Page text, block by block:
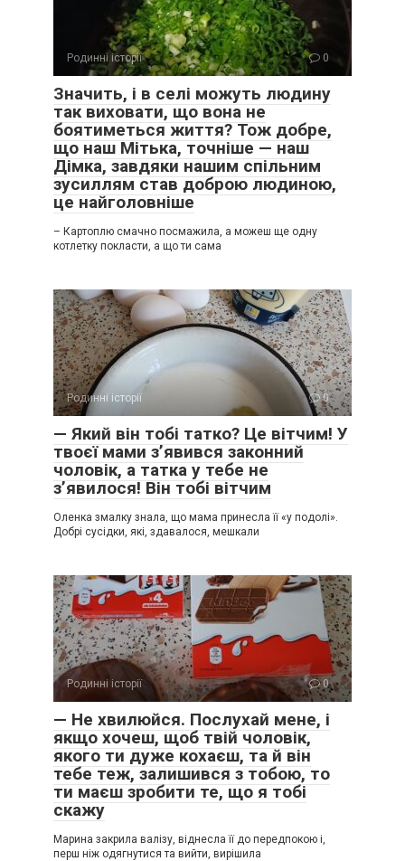
Родинні історії 0
Значить, і в селі можуть людину
так виховати, що вона не
боятиметься життя? Тож добре,
що наш Мітька, точніше — наш
Дімка, завдяки нашим спільним
зусиллям став доброю людиною,
це найголовніше
– Картоплю смачно посмажила, а можеш ще одну
котлетку покласти, а що ти сама
Родинні історії 0
— Який він тобі татко? Це вітчим! У
твоєї мами з’явився законний
чоловік, а татка у тебе не
з’явилося! Він тобі вітчим
Оленка змалку знала, що мама принесла її «у подолі».
Добрі сусідки, які, здавалося, мешкали
Родинні історії 0
— Не хвилюйся. Послухай мене, і
якщо хочеш, щоб твій чоловік,
якого ти дуже кохаєш, та й він
тебе теж, залишився з тобою, то
ти маєш зробити те, що я тобі
скажу
Марина закрила валізу, віднесла її до передпокою і,
перш ніж одягнутися та вийти, вирішила